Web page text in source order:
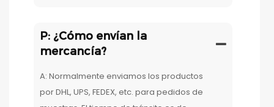
P: ¿Cómo envían la
mercancía?
A: Normalmente enviamos los productos
por DHL, UPS, FEDEX, etc. para pedidos de